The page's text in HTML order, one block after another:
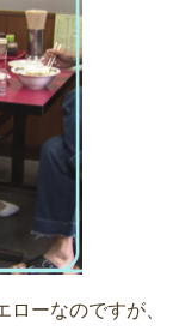
ーなのですが、